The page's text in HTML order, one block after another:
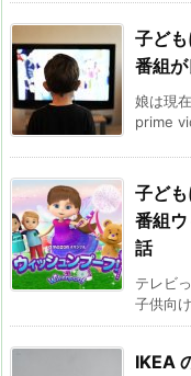
子ど
番組
娘は現
prime
子ど
番組
話
テレビ
子供向
IKEA